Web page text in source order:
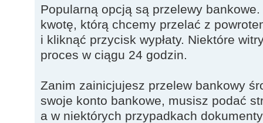
Popularną opcją są przelewy
kwotę, którą chcemy przelać z
i kliknąć przycisk wypłaty. Niektóre
proces w ciągu 24 godzin.
Zanim zainicjujesz przelew bankowy
swoje konto bankowe, musisz podać
a w niektórych przypadkach